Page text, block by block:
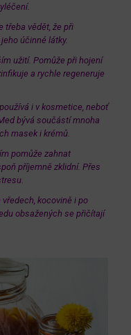
třeba vědět, že při
účinné látky.
užití. Pomůže při hojení
a rychle regeneruje
i v kosmetice, neboť
bývá součástí mnoha
masek i krémů.
pomůže zahnat
příjemně zklidní. Přes
kocovině i po
obsažených se přičítají